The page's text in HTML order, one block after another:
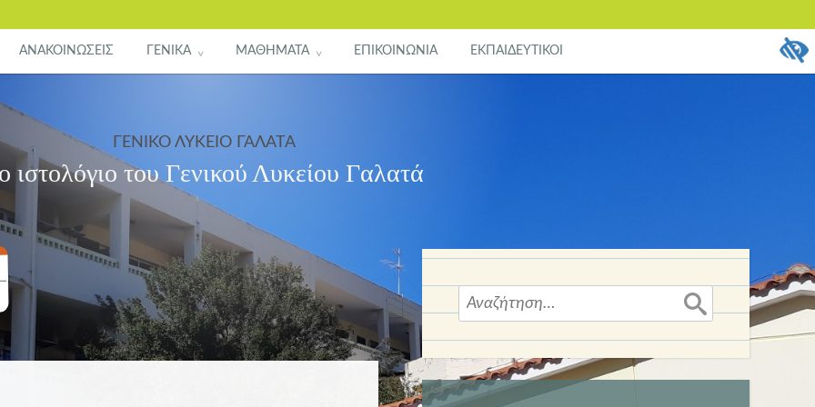
ΑΝΑΚΟΙΝΩΣΕΙΣ ΓΕΝΙΚΑ ΜΑΘΗΜΑΤΑ ΕΠΙΚΟΙΝΩΝΙΑ ΕΚΠΑΙΔΕΥΤΙΚΟΙ
ΓΕΝΙΚΟ ΛΥΚΕΙΟ ΓΑΛΑΤΑ
ιστολόγιο του Γενικού Λυκείου Γαλατά
Αναζήτηση
για: